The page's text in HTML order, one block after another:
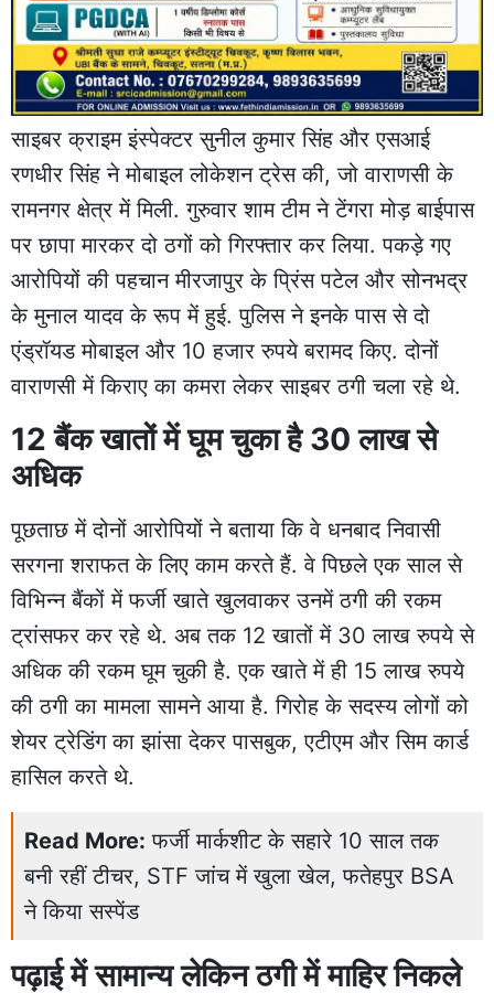
साइबर क्राइम इंस्पेक्टर सुनील कुमार सिंह और एसआई
रणधीर सिंह ने मोबाइल लोकेशन ट्रेस की, जो वाराणसी के
रामनगर क्षेत्र में मिली. गुरुवार शाम टीम ने टेंगरा मोड़ बाईपास
पर छापा मारकर दो ठगों को गिरफ्तार कर लिया. पकड़े गए
आरोपियों की पहचान मीरजापुर के प्रिंस पटेल और सोनभद्र
के मुनाल यादव के रूप में हुई. पुलिस ने इनके पास से दो
एंड्रॉयड मोबाइल और 10 हजार रुपये बरामद किए. दोनों
वाराणसी में किराए का कमरा लेकर साइबर ठगी चला रहे थे.
12 बैंक खातों में घूम चुका है 30 लाख से
अधिक
पूछताछ में दोनों आरोपियों ने बताया कि वे धनबाद निवासी
सरगना शराफत के लिए काम करते हैं. वे पिछले एक साल से
विभिन्न बैंकों में फर्जी खाते खुलवाकर उनमें ठगी की रकम
ट्रांसफर कर रहे थे. अब तक 12 खातों में 30 लाख रुपये से
अधिक की रकम घूम चुकी है. एक खाते में ही 15 लाख रुपये
की ठगी का मामला सामने आया है. गिरोह के सदस्य लोगों को
शेयर ट्रेडिंग का झांसा देकर पासबुक, एटीएम और सिम कार्ड
हासिल करते थे.
Read More: फर्जी मार्कशीट के सहारे 10 साल तक
बनी रहीं टीचर, STF जांच में खुला खेल, फतेहपुर BSA
ने किया सस्पेंड
पढ़ाई में सामान्य लेकिन ठगी में माहिर निकले